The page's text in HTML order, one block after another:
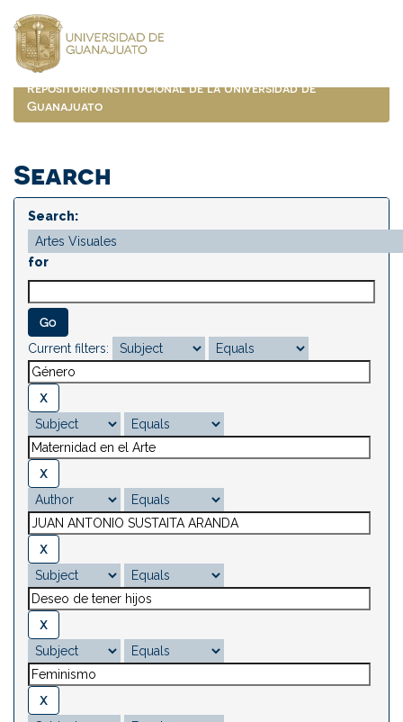
navigation
Repositorio Institucional de la Universidad de
Guanajuato
Search
Search:
for
Current filters: